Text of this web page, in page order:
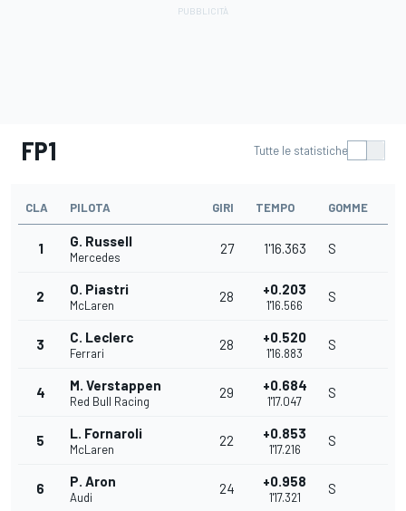
FP1 Tutte le statistiche
CLA PILOTA GIRI TEMPO GOMME
1 G. Russell
Mercedes
27 1'16.363 S
2 O. Piastri
McLaren
28 +0.203
1'16.566
S
3 C. Leclerc
Ferrari
28 +0.520
1'16.883
S
4 M. Verstappen
Red Bull Racing
29 +0.684
1'17.047
S
5 L. Fornaroli
McLaren
22 +0.853
1'17.216
S
6 P. Aron
Audi
24 +0.958
1'17.321
S